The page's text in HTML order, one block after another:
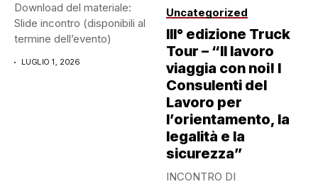
Download del materiale:
Slide incontro (disponibili al
termine dell’evento)
LUGLIO 1, 2026
Uncategorized
III° edizione Truck
Tour – “Il lavoro
viaggia con noi! I
Consulenti del
Lavoro per
l’orientamento, la
legalità e la
sicurezza”
INCONTRO DI